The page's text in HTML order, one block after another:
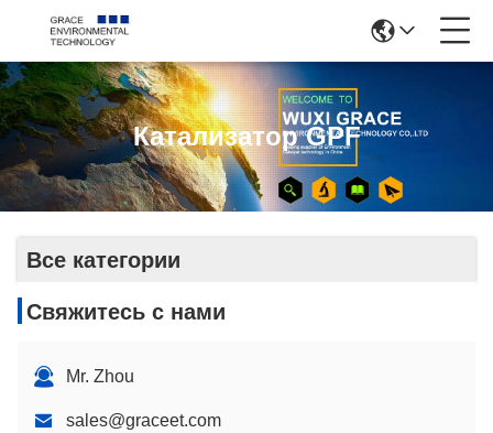
Катализатор GPF
Все категории
Свяжитесь с нами
Mr. Zhou
sales@graceet.com